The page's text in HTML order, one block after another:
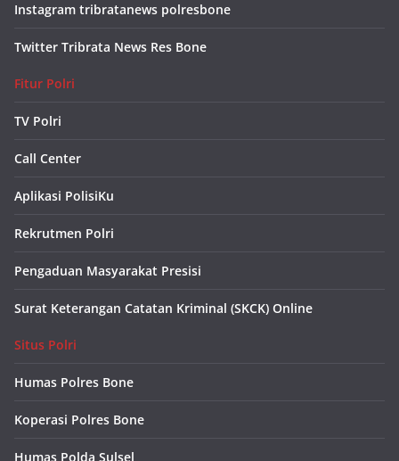
Instagram tribratanews polresbone
Twitter Tribrata News Res Bone
Fitur Polri
TV Polri
Call Center
Aplikasi PolisiKu
Rekrutmen Polri
Pengaduan Masyarakat Presisi
Surat Keterangan Catatan Kriminal (SKCK) Online
Situs Polri
Humas Polres Bone
Koperasi Polres Bone
Humas Polda Sulsel